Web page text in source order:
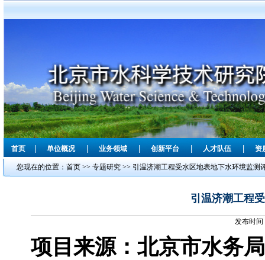
首页 | 单位概况 | 业务领域 | 创新平台 | 人才队伍 | 资
您现在的位置： 首页 >> 专题研究 >> 引温济潮工程受水区地表地下水环境监测
引温济潮工程
发布时间
项目来源：北京市水务局